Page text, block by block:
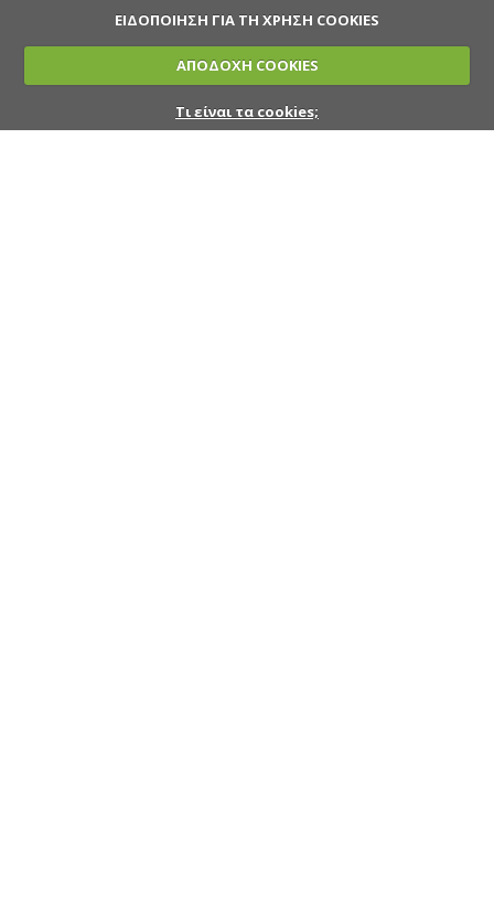
ΕΙΔΟΠΟΙΗΣΗ ΓΙΑ ΤΗ ΧΡΗΣΗ COOKIES
ΑΠΟΔΟΧΗ COOKIES
Τι είναι τα cookies;